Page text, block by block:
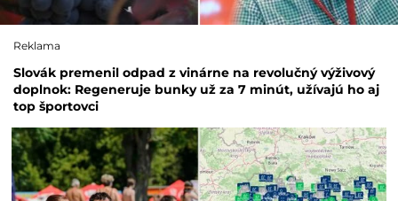
Reklama
Slovák premenil odpad z vinárne na revolučný výživový
doplnok: Regeneruje bunky už za 7 minút, užívajú ho aj
top športovci